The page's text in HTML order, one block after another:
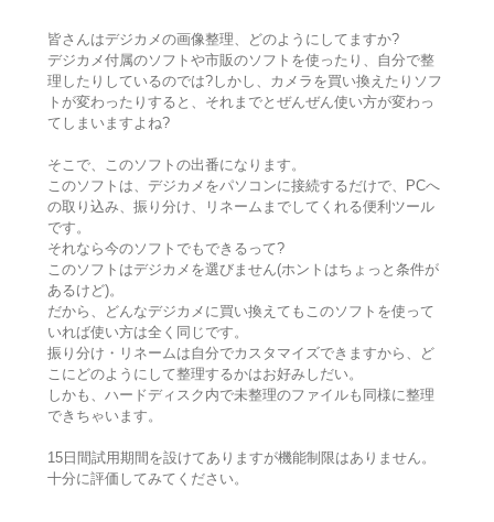
皆さんはデジカメの画像整理、どのようにしてますか?
デジカメ付属のソフトや市販のソフトを使ったり、自分で整
理したりしているのでは?しかし、カメラを買い換えたりソフ
トが変わったりすると、それまでとぜんぜん使い方が変わっ
てしまいますよね?
そこで、このソフトの出番になります。
このソフトは、デジカメをパソコンに接続するだけで、PCへ
の取り込み、振り分け、リネームまでしてくれる便利ツール
です。
それなら今のソフトでもできるって?
このソフトはデジカメを選びません(ホントはちょっと条件が
あるけど)。
だから、どんなデジカメに買い換えてもこのソフトを使って
いれば使い方は全く同じです。
振り分け・リネームは自分でカスタマイズできますから、ど
こにどのようにして整理するかはお好みしだい。
しかも、ハードディスク内で未整理のファイルも同様に整理
できちゃいます。
15日間試用期間を設けてありますが機能制限はありません。
十分に評価してみてください。